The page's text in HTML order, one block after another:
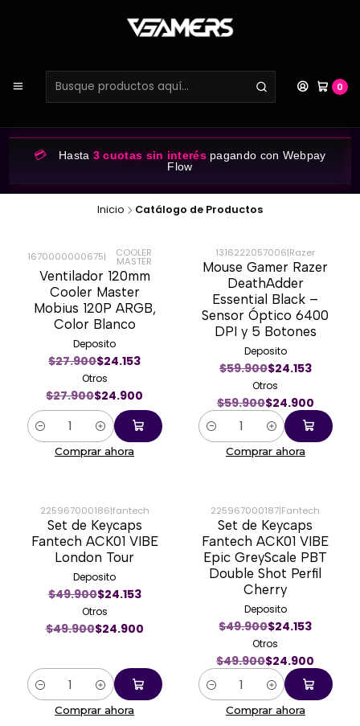
0
💳 Hasta 3 cuotas sin interéspagando con Webpay
Flow
Inicio Catálogo de Productos
-11%
1670000000675| COOLER
MASTER
Ventilador 120mm
Cooler Master
Mobius 120P ARGB,
Color Blanco
Deposito
$27.900$24.153
Otros
$27.900$24.900
Cantidad
Comprar ahora
-58%
1316222057006|Razer
Mouse Gamer Razer
DeathAdder
Essential Black –
Sensor Óptico 6400
DPI y 5 Botones
Deposito
$59.900$24.153
Otros
$59.900$24.900
Cantidad
Comprar ahora
-50%
225967000186|fantech
Set de Keycaps
Fantech ACK01 VIBE
London Tour
Deposito
$49.900$24.153
Otros
$49.900$24.900
Cantidad
Comprar ahora
-50%
225967000187|Fantech
Set de Keycaps
Fantech ACK01 VIBE
Epic GreyScale PBT
Double Shot Perfil
Cherry
Deposito
$49.900$24.153
Otros
$49.900$24.900
Cantidad
Comprar ahora